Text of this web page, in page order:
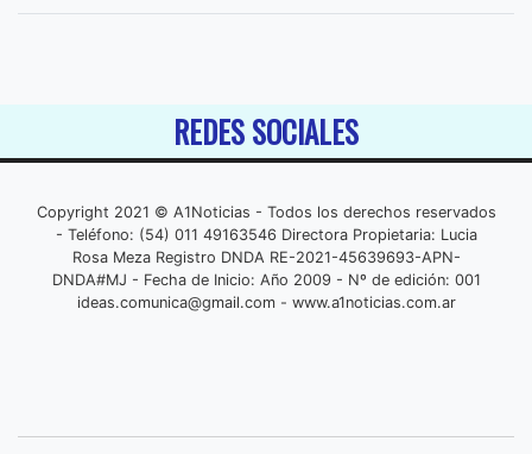
REDES SOCIALES
Copyright 2021 © A1Noticias - Todos los derechos reservados
- Teléfono: (54) 011 49163546 Directora Propietaria: Lucia
Rosa Meza Registro DNDA RE-2021-45639693-APN-
DNDA#MJ - Fecha de Inicio: Año 2009 - Nº de edición: 001
ideas.comunica@gmail.com- www.a1noticias.com.ar